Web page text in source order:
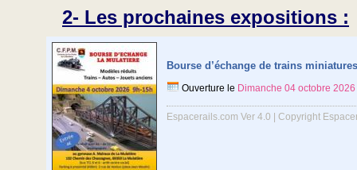
2- Les prochaines expositions :
Bourse d’échange de trains
Ouverture le Dimanche 04 octobre 2026
Espacerails.com Ver 4.0 | Copyright